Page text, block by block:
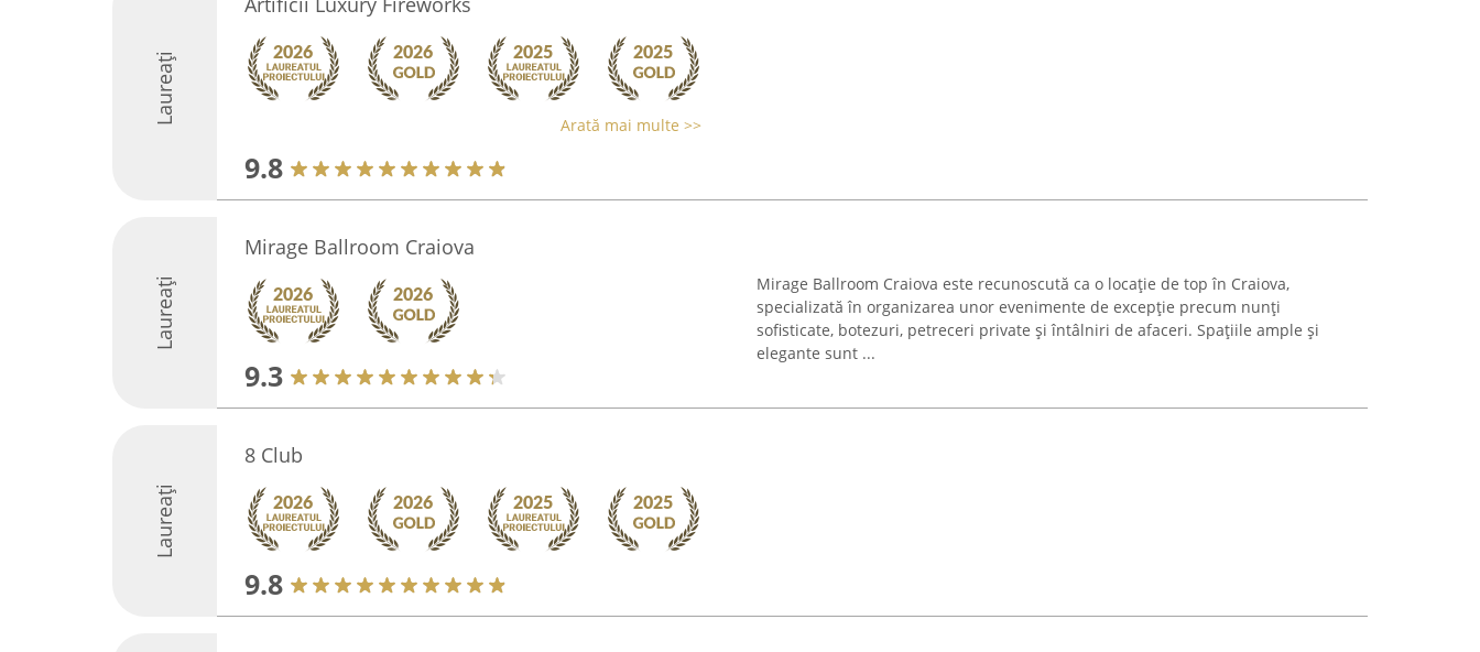
Laureați Arată mai multe >>
9.8
Laureați
Mirage Ballroom Craiova
9.3
Mirage Ballroom Craiova este recunoscută ca o locație de top în Craiova,
specializată în organizarea unor evenimente de excepție precum nunți
sofisticate, botezuri, petreceri private și întâlniri de afaceri. Spațiile ample și
elegante sunt ...
Laureați
8 Club
9.8